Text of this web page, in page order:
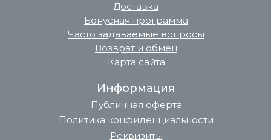
Информация
Доставка
Часто задаваемые вопросы
Публичная оферта
Реквизиты
Политика конфиденциальности
Бонусная программа
Карта сайта
Возврат и обмен